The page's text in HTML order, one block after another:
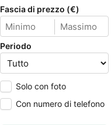
Fascia di prezzo (€)
Periodo
Solo con foto
Con numero di telefono